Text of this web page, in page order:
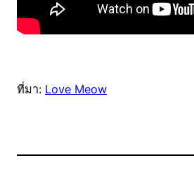
ที่มา: Love Meow